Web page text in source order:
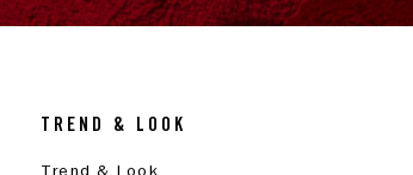
TREND & LOOK